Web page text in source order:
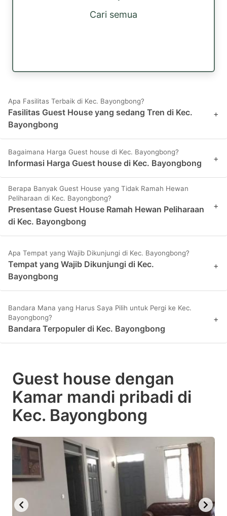
Cari semua
Apa Fasilitas Terbaik di Kec. Bayongbong?
Fasilitas Guest House yang sedang Tren di Kec.
Bayongbong
+
Bagaimana Harga Guest house di Kec. Bayongbong?
Informasi Harga Guest house di Kec. Bayongbong +
Berapa Banyak Guest House yang Tidak Ramah Hewan
Peliharaan di Kec. Bayongbong?
Presentase Guest House Ramah Hewan Peliharaan
di Kec. Bayongbong
+
Apa Tempat yang Wajib Dikunjungi di Kec. Bayongbong?
Tempat yang Wajib Dikunjungi di Kec.
Bayongbong
+
Bandara Mana yang Harus Saya Pilih untuk Pergi ke Kec.
Bayongbong?
Bandara Terpopuler di Kec. Bayongbong
+
Guest house dengan
Kamar mandi pribadi di
Kec. Bayongbong